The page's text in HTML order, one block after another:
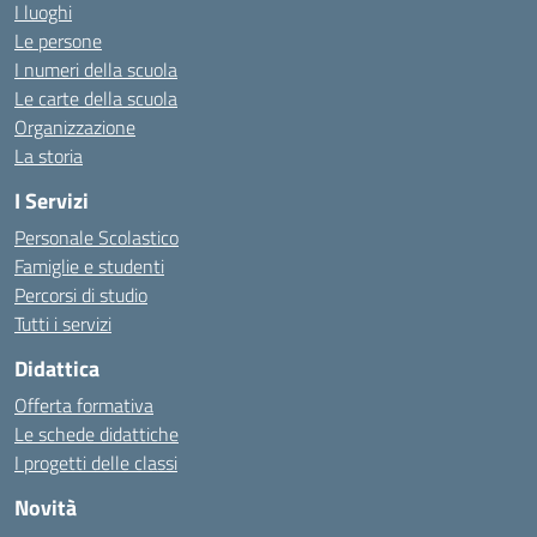
I luoghi
Le persone
I numeri della scuola
Le carte della scuola
Organizzazione
La storia
I Servizi
Personale Scolastico
Famiglie e studenti
Percorsi di studio
Tutti i servizi
Didattica
Offerta formativa
Le schede didattiche
I progetti delle classi
Novità